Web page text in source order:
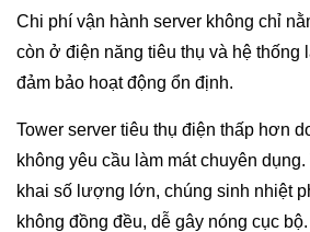
Chi phí vận hành server không chỉ
còn ở điện năng tiêu thụ và hệ thống
đảm bảo hoạt động ổn định.
Tower server tiêu thụ điện thấp hơn
không yêu cầu làm mát chuyên
khai số lượng lớn, chúng sinh nhiệt
không đồng đều, dễ gây nóng cục bộ.